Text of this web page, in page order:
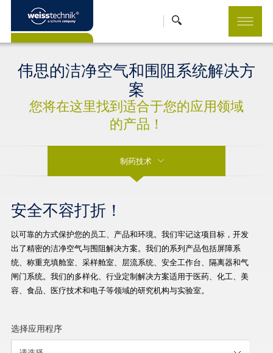
伟思的洁净空气和围阻系统解决方
案
您将在这里找到适合于您的应用领域
的产品！
制药技术
安全不容打折！
以可靠的方式保护您的员工、产品和环境。我们牢记这项目标，开发
出了精密的洁净空气与围阻解决方案。我们的系列产品包括屏障系
统、称重充填舱室、采样舱室、层流系统、安全工作台、隔离器和气
闸门系统。我们的多样化、行业定制解决方案适用于医药、化工、美
容、食品、医疗技术和电子等领域的研究机构与实验室。
选择应用程序